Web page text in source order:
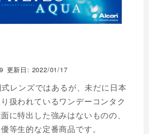
更新日: 2022/01/17
レンズではあるが、未だに日本
扱われているワンデーコンタク
に特出した強みはないものの、
等生的な定番商品です。